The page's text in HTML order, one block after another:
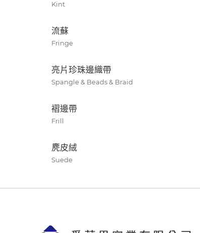
Kint
流蘇
Fringe
亮片珍珠邊織帶
Spangle & Beads & Braid
褶邊帶
Frill
麂皮絨
Suede